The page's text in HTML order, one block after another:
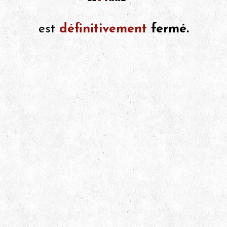
est définitivement fermé.